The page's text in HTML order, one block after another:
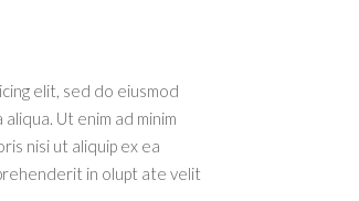
elit, sed do eiusmod
Ut enim ad minim
nisi ut aliquip ex ea
in olupt ate velit